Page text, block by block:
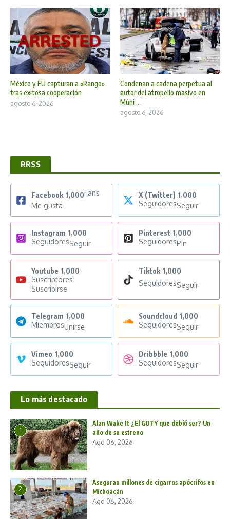
México y EU capturan a «Rango»
tras exitosa cooperación
agosto 6, 2026
Condenan a cadena perpetua al
autor del atropello masivo en
Múni ...
agosto 6, 2026
RRSS
Facebook 1,000Fans
Me gusta
X (Twitter) 1,000
SeguidoresSeguir
Instagram 1,000
SeguidoresSeguir
Pinterest 1,000
SeguidoresPin
Youtube 1,000
Suscriptores
Suscribirse
Tiktok 1,000
SeguidoresSeguir
Telegram 1,000
MiembrosUnirse
Soundcloud 1,000
SeguidoresSeguir
Vimeo 1,000
SeguidoresSeguir
Dribbble 1,000
SeguidoresSeguir
Lo más destacado
1
Alan Wake II: ¿El GOTY que debió ser? Un
año de su estreno
Ago 06, 2026
2
Aseguran millones de cigarros apócrifos en
Michoacán
Ago 06, 2026